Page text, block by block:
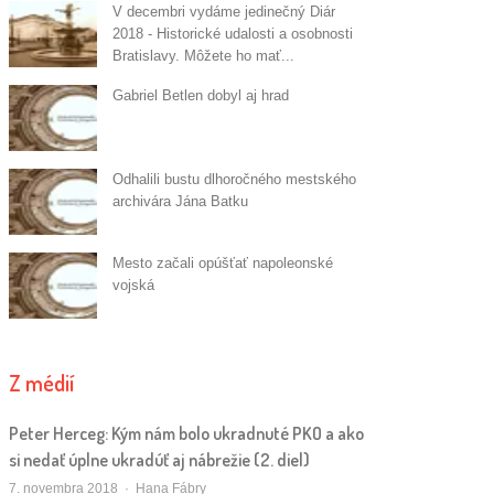
V decembri vydáme jedinečný Diár
2018 - Historické udalosti a osobnosti
Bratislavy. Môžete ho mať...
Gabriel Betlen dobyl aj hrad
Odhalili bustu dlhoročného mestského
archivára Jána Batku
Mesto začali opúšťať napoleonské
vojská
Z médií
Peter Herceg: Kým nám bolo ukradnuté PKO a ako
si nedať úplne ukradúť aj nábrežie (2. diel)
7. novembra 2018 Autor/ka
Hana Fábry